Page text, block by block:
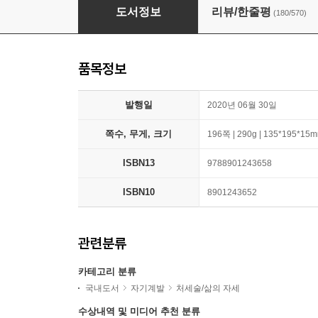
기분이 태도가 되지 않게
도서정보 리뷰/한줄평 (180/570)
품목정보
발행일 2020년 06월 30일
쪽수, 무게, 크기 196쪽 | 290g |
ISBN13 9788901243658
ISBN10 8901243652
관련분류
카테고리 분류
국내도서 자기계발 처세술/삶의 자세
수상내역 및 미디어 추천 분류